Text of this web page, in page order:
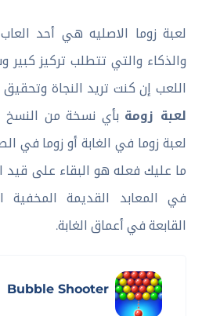
لعبة زوما الاصليه هي أحد
والذكاء والتي تتطلب تركيز كبير
اللعب إن كنت تريد النجاة وتحقيق
لعبة زومة بأي نسخة من النسخ
لعبة زوما في الغابة أو زوما في
ما عليك فعله هو البقاء على قيد
في المعابد القديمة المخفية
القابعة في أعماق الغابة.
Bubble Shooter